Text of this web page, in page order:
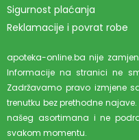
Sigurnost plaćanja
Reklamacije i povrat robe
apoteka-online.ba nije
Informacije na stranici ne
Zadržavamo pravo izmjene
trenutku bez prethodne
našeg asortimana i ne
svakom momentu.